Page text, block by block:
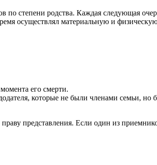
по степени родства. Каждая следующая
осуществлял материальную и
его смерти.
которые не были членами семьи, но
представления. Если один из